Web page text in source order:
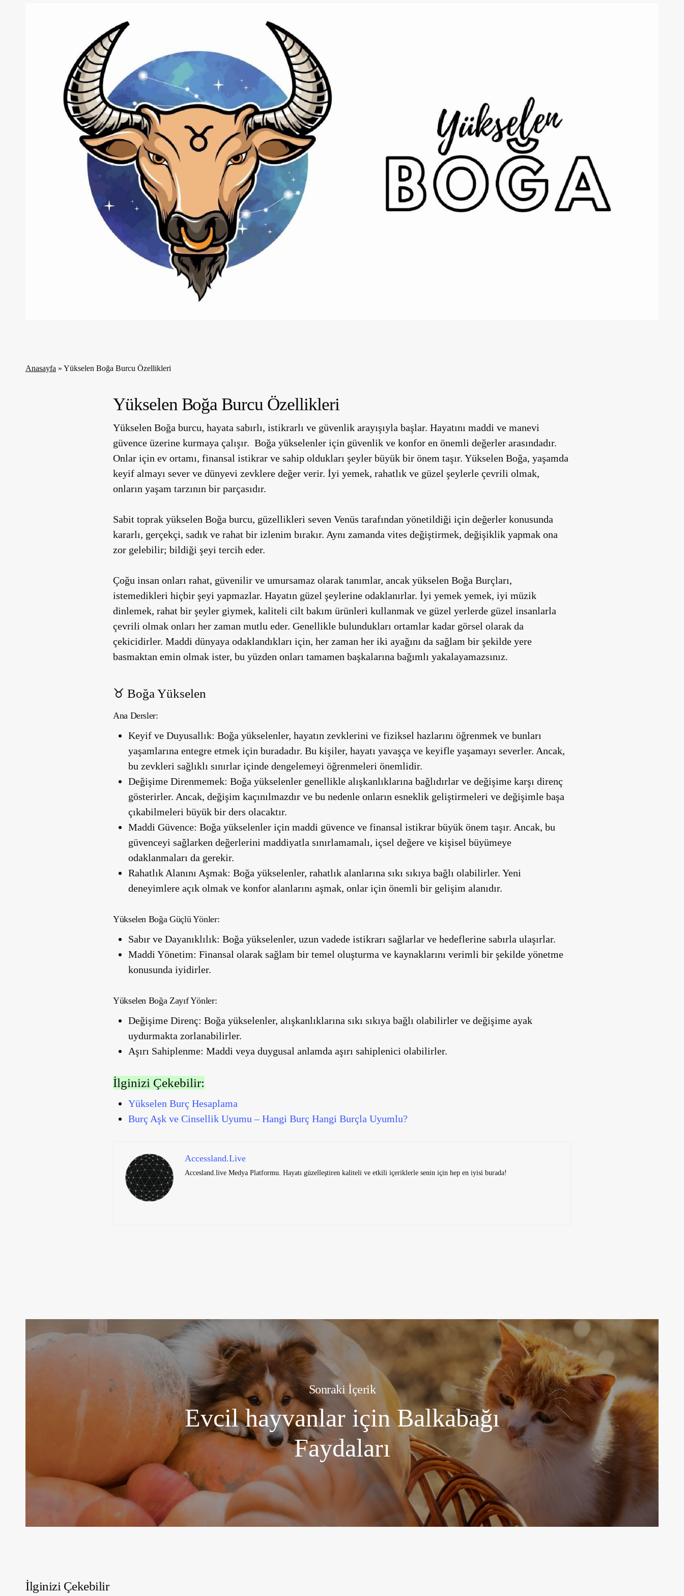
Anasayfa » Yükselen Boğa Burcu Özellikleri
Yükselen Boğa Burcu Özellikleri
Yükselen Boğa burcu, hayata sabırlı, istikrarlı ve güvenlik arayışıyla başlar. Hayatını maddi ve manevi
güvence üzerine kurmaya çalışır. Boğa yükselenler için güvenlik ve konfor en önemli değerler arasındadır.
Onlar için ev ortamı, finansal istikrar ve sahip oldukları şeyler büyük bir önem taşır. Yükselen Boğa, yaşamda
keyif almayı sever ve dünyevi zevklere değer verir. İyi yemek, rahatlık ve güzel şeylerle çevrili olmak,
onların yaşam tarzının bir parçasıdır.
Sabit toprak yükselen Boğa burcu, güzellikleri seven Venüs tarafından yönetildiği için değerler konusunda
kararlı, gerçekçi, sadık ve rahat bir izlenim bırakır. Aynı zamanda vites değiştirmek, değişiklik yapmak ona
zor gelebilir; bildiği şeyi tercih eder.
Çoğu insan onları rahat, güvenilir ve umursamaz olarak tanımlar, ancak yükselen Boğa Burçları,
istemedikleri hiçbir şeyi yapmazlar. Hayatın güzel şeylerine odaklanırlar. İyi yemek yemek, iyi müzik
dinlemek, rahat bir şeyler giymek, kaliteli cilt bakım ürünleri kullanmak ve güzel yerlerde güzel insanlarla
çevrili olmak onları her zaman mutlu eder. Genellikle bulundukları ortamlar kadar görsel olarak da
çekicidirler. Maddi dünyaya odaklandıkları için, her zaman her iki ayağını da sağlam bir şekilde yere
basmaktan emin olmak ister, bu yüzden onları tamamen başkalarına bağımlı yakalayamazsınız.
♉️ Boğa Yükselen
Ana Dersler:
Keyif ve Duyusallık: Boğa yükselenler, hayatın zevklerini ve fiziksel hazlarını öğrenmek ve bunları
yaşamlarına entegre etmek için buradadır. Bu kişiler, hayatı yavaşça ve keyifle yaşamayı severler. Ancak,
bu zevkleri sağlıklı sınırlar içinde dengelemeyi öğrenmeleri önemlidir.
Değişime Direnmemek: Boğa yükselenler genellikle alışkanlıklarına bağlıdırlar ve değişime karşı direnç
gösterirler. Ancak, değişim kaçınılmazdır ve bu nedenle onların esneklik geliştirmeleri ve değişimle başa
çıkabilmeleri büyük bir ders olacaktır.
Maddi Güvence: Boğa yükselenler için maddi güvence ve finansal istikrar büyük önem taşır. Ancak, bu
güvenceyi sağlarken değerlerini maddiyatla sınırlamamalı, içsel değere ve kişisel büyümeye
odaklanmaları da gerekir.
Rahatlık Alanını Aşmak: Boğa yükselenler, rahatlık alanlarına sıkı sıkıya bağlı olabilirler. Yeni
deneyimlere açık olmak ve konfor alanlarını aşmak, onlar için önemli bir gelişim alanıdır.
Yükselen Boğa Güçlü Yönler:
Sabır ve Dayanıklılık: Boğa yükselenler, uzun vadede istikrarı sağlarlar ve hedeflerine sabırla ulaşırlar.
Maddi Yönetim: Finansal olarak sağlam bir temel oluşturma ve kaynaklarını verimli bir şekilde yönetme
konusunda iyidirler.
Yükselen Boğa Zayıf Yönler:
Değişime Direnç: Boğa yükselenler, alışkanlıklarına sıkı sıkıya bağlı olabilirler ve değişime ayak
uydurmakta zorlanabilirler.
Aşırı Sahiplenme: Maddi veya duygusal anlamda aşırı sahiplenici olabilirler.
İlginizi Çekebilir:
Yükselen Burç Hesaplama
Burç Aşk ve Cinsellik Uyumu – Hangi Burç Hangi Burçla Uyumlu?
Accessland.Live
Accesland.live Medya Platformu. Hayatı güzelleştiren kaliteli ve etkili içeriklerle senin için hep en iyisi burada!
Sonraki İçerik
Evcil hayvanlar için Balkabağı
Faydaları
İlginizi Çekebilir